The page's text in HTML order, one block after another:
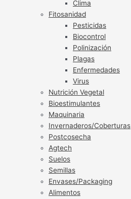
Clima
Fitosanidad
Pesticidas
Biocontrol
Polinización
Plagas
Enfermedades
Virus
Nutrición Vegetal
Bioestimulantes
Maquinaria
Invernaderos/Coberturas
Postcosecha
Agtech
Suelos
Semillas
Envases/Packaging
Alimentos